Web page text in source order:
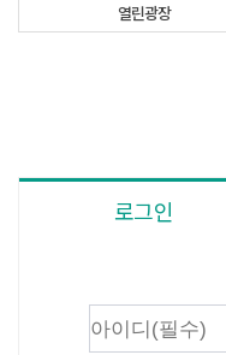
열린광장
로그인